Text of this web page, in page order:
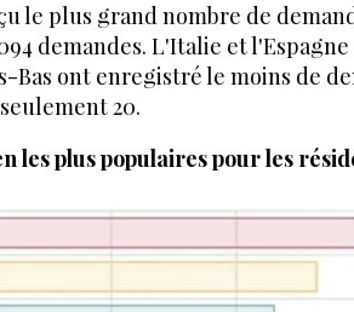
le plus grand nombre de
demandes. L'Italie et
Bas ont enregistré le moins de
20.
les plus populaires pour les